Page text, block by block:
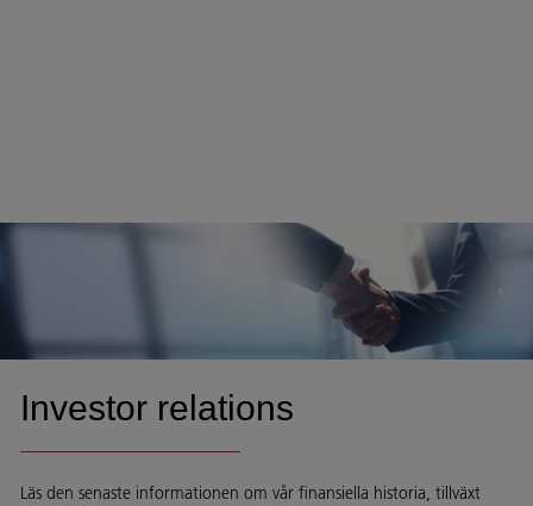
Investor relations
Läs den senaste informationen om vår finansiella historia, tillväxt